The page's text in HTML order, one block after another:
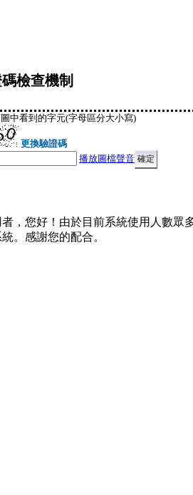
檢查機制
中看到的字元(字母區分大小寫)
更換驗證碼
播放圖檔聲音
，您好！由於目前系統使用人數眾
。感謝您的配合。